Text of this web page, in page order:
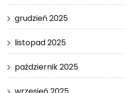
grudzień 2025
listopad 2025
październik 2025